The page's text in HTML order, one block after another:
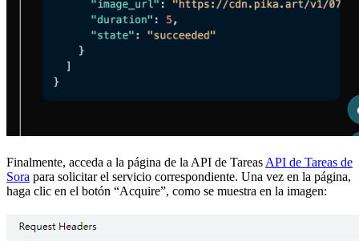
Finalmente, acceda a la página de la API de Tareas API de Tareas de
Sora para solicitar el servicio correspondiente. Una vez en la página,
haga clic en el botón “Acquire”, como se muestra en la imagen: